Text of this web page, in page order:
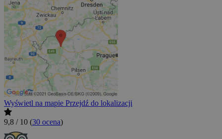
Wyświetl na mapie Przejdź do lokalizacji
9,8 / 10 (30 ocena)